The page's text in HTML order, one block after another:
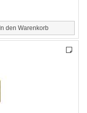
In den Warenkorb